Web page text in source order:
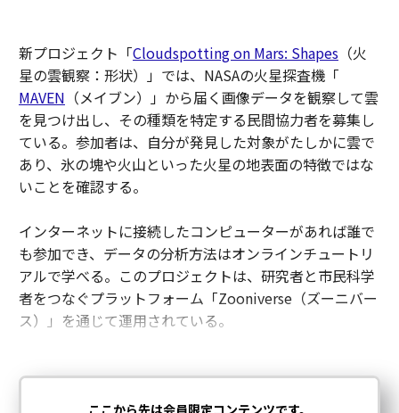
新プロジェクト「Cloudspotting on Mars: Shapes（火
星の雲観察：形状）」では、NASAの火星探査機「
MAVEN （メイブン）」から届く画像データを観察して雲
を見つけ出し、その種類を特定する民間協力者を募集し
ている。参加者は、自分が発見した対象がたしかに雲で
あり、氷の塊や火山といった火星の地表面の特徴ではな
いことを確認する。
インターネットに接続したコンピューターがあれば誰で
も参加でき、データの分析方法はオンラインチュートリ
アルで学べる。このプロジェクトは、研究者と市民科学
者をつなぐプラットフォーム「Zooniverse（ズーニバー
ス）」を通じて運用されている。